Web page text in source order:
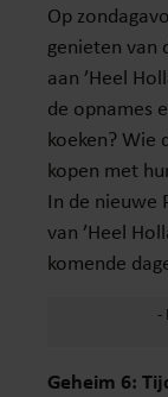
Op
genieten van
aan ’Heel
de opnames
koeken? Wie
kopen met
In de nieuwe
van ’Heel
komende
Geheim 6: